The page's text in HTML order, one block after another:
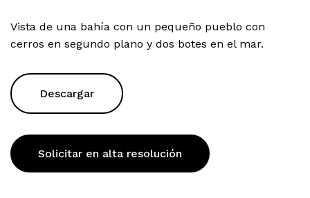
Vista de una bahía con un pequeño pueblo con
cerros en segundo plano y dos botes en el mar.
Descargar
Solicitar en alta resolución